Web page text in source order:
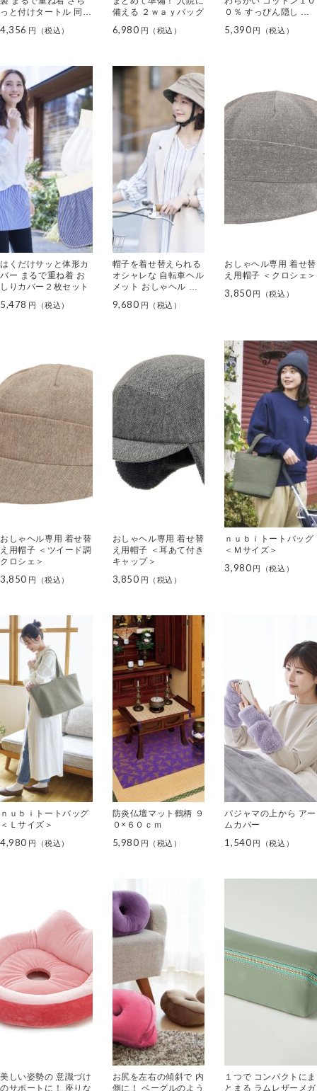
っと付けタートル 同色
4,356
備える ２ｗａｙバッグ
6,980
０％ すっぴん隠し ニ
5,390
はくだけサッと体形カ
バー まるで重ね着 お
しりカバー２枚セット
5,478
帽子を着せ替えられる
オシャレな 自転車ヘル
メット おしゃヘル ＜
9,680
おしゃヘル専用 着せ替
え用帽子 ＜クロシェ＞
3,850
おしゃヘル専用 着せ替
え用帽子 ＜ツイード調
クロシェ＞
3,850
おしゃヘル専用 着せ替
え用帽子 ＜耳あて付き
キャップ＞
3,850
ｎｕｂｉトートバッグ
＜Ｍサイズ＞
3,980
ｎｕｂｉトートバッグ
＜Ｌサイズ＞
4,980
防炎仏壇マット鶴柄 ９
０×６０ｃｍ
5,980
パジャマの上から アー
ムカバー
1,540
美しい姿勢の 意識づけ
のサポートに！ 座りな
お尻を左右の傾斜で 内
側に！ ベーグルのよう
１つで コンパクトにま
とまる ラムレザーメガ